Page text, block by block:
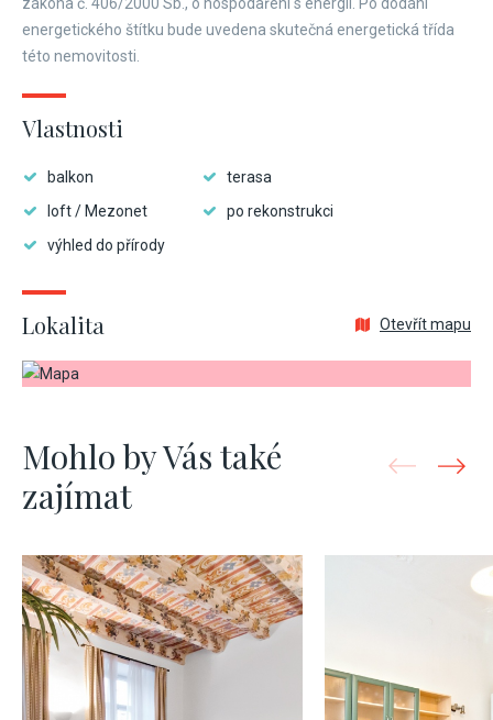
energetického štítku bude uvedena skutečná energetická třída
této nemovitosti.
Vlastnosti
balkon
terasa
loft / Mezonet
po rekonstrukci
výhled do přírody
Lokalita Otevřít mapu
Mohlo by Vás také
zajímat